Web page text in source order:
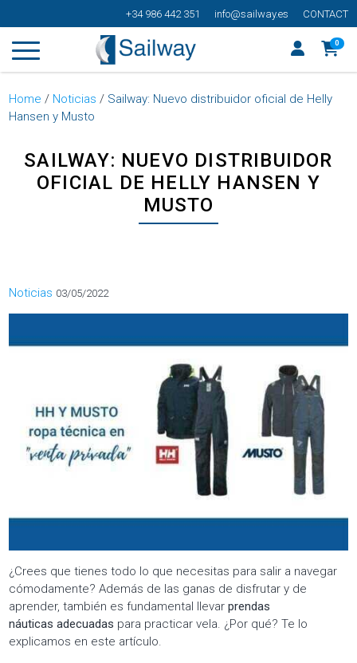
+34 986 442 351 info@sailway.es CONTACT
0
Home / Noticias / Sailway: Nuevo distribuidor oficial de Helly
Hansen y Musto
SAILWAY: NUEVO DISTRIBUIDOR
OFICIAL DE HELLY HANSEN Y
MUSTO
Categorías
Noticias 03/05/2022
¿Crees que tienes todo lo que necesitas para salir a navegar
cómodamente? Además de las ganas de disfrutar y de
aprender, también es fundamental llevarprendas
náuticas adecuadas para practicar vela. ¿Por qué? Te lo
explicamos en este artículo.